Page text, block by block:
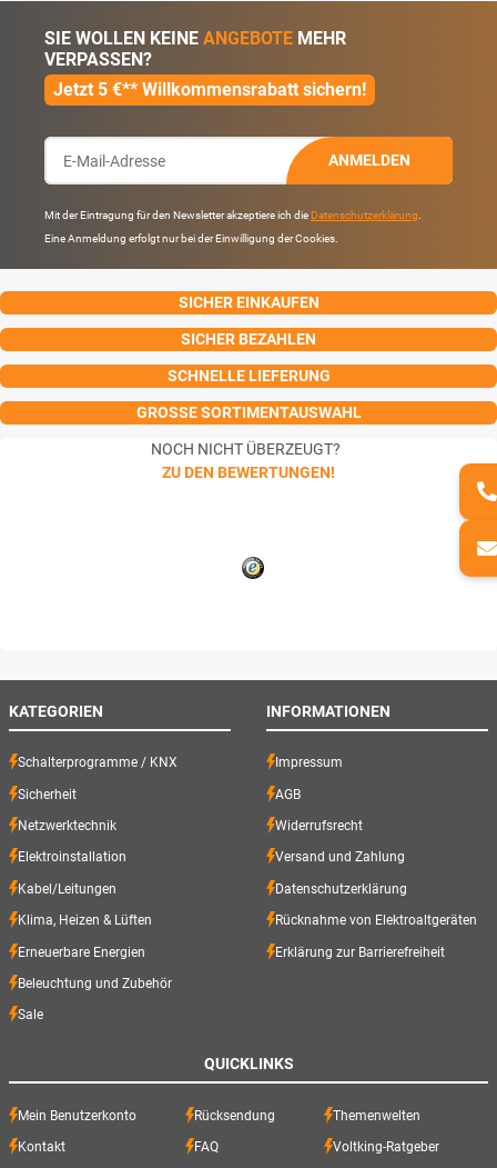
SIE WOLLEN KEINE ANGEBOTE MEHR
VERPASSEN?
Jetzt 5 €** Willkommensrabatt sichern!
ANMELDEN
Mit der Eintragung für den Newsletter akzeptiere ich die Datenschutzerklärung
Eine Anmeldung erfolgt nur bei der Einwilligung der Cookies.
SICHER EINKAUFEN
SICHER BEZAHLEN
SCHNELLE LIEFERUNG
GROSSE SORTIMENTAUSWAHL
NOCH NICHT ÜBERZEUGT?
ZU DEN BEWERTUNGEN!
KATEGORIEN
Schalterprogramme / KNX
Sicherheit
Netzwerktechnik
Elektroinstallation
Kabel/Leitungen
Klima, Heizen & Lüften
Erneuerbare Energien
Beleuchtung und Zubehör
Sale
INFORMATIONEN
Impressum
AGB
Widerrufsrecht
Versand und Zahlung
Datenschutzerklärung
Rücknahme von Elektroaltgeräten
Erklärung zur Barrierefreiheit
QUICKLINKS
Mein Benutzerkonto Rücksendung Themenwelten
Kontakt FAQ Voltking-Ratgeber